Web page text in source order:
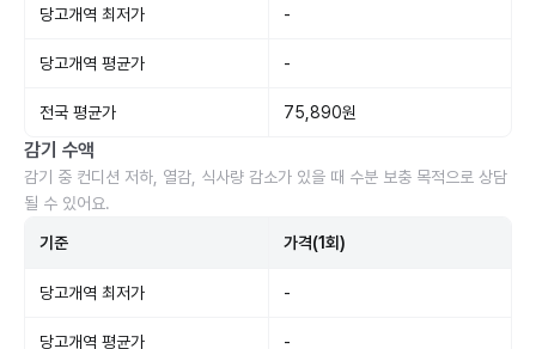
당고개역 최저가 -
당고개역 평균가 -
전국 평균가 75,890원
감기 수액
감기 중 컨디션 저하, 열감, 식사량 감소가 있을 때 수분 보충 목적으로 상담
될 수 있어요.
기준 가격(1회)
당고개역 최저가 -
당고개역 평균가 -